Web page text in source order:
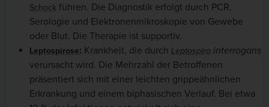
Schock führen. Die Diagnostik erfolgt durch PCR,
Serologie und Elektronenmikroskopie von Gewebe
oder Blut. Die Therapie ist supportiv.
Leptospirose: Krankheit, die durch Leptospira interrogans
verursacht wird. Die Mehrzahl der Betroffenen
präsentiert sich mit einer leichten grippeähnlichen
Erkrankung und einem biphasischen Verlauf. Bei etwa